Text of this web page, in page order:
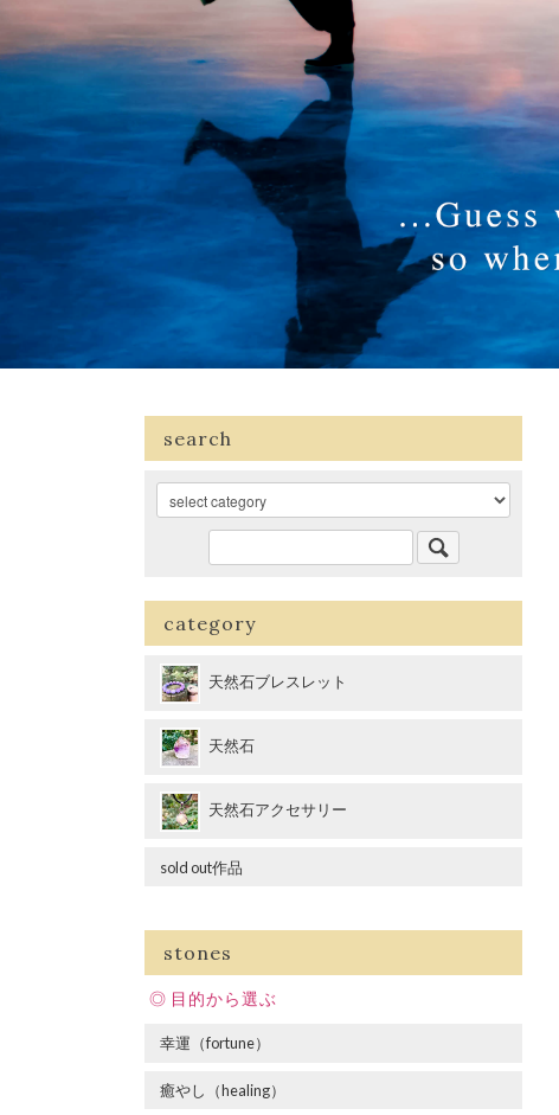
search
category
天然石ブレスレット
天然石
天然石アクセサリー
sold out作品
stones
目的から選ぶ
幸運（fortune）
癒やし（healing）